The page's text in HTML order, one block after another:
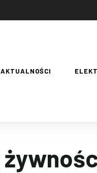
AKTUALNOŚCI